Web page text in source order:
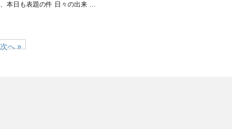
本日も表題の件 日々の出来 …
次へ »